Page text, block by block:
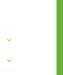
untermenü
anzeigen
untermenü
anzeigen